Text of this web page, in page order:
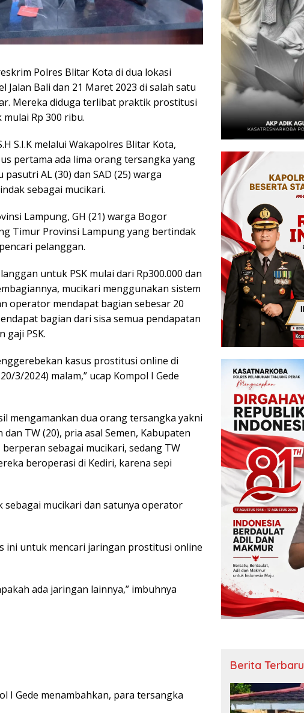
Polres Blitar Kota di dua lokasi
Jalan Bali dan 21 Maret 2023 di salah satu
Mereka diduga terlibat praktik prostitusi
Rp 300 ribu.
S.I.K melalui Wakapolres Blitar Kota,
pertama ada lima orang tersangka yang
AL (30) dan SAD (25) warga
sebagai mucikari.
Lampung, GH (21) warga Bogor
Timur Provinsi Lampung yang bertindak
pelanggan.
untuk PSK mulai dari Rp300.000 dan
mucikari menggunakan sistem
operator mendapat bagian sebesar 20
bagian dari sisa semua pendapatan
gaji PSK.
kasus prostitusi online di
3/2024) malam,” ucap Kompol I Gede
mengamankan dua orang tersangka yakni
TW (20), pria asal Semen, Kabupaten
sebagai mucikari, sedang TW
beroperasi di Kediri, karena sepi
sebagai mucikari dan satunya operator
ini untuk mencari jaringan prostitusi online
ada jaringan lainnya,” imbuhnya
I Gede menambahkan, para tersangka
Berita Terbaru